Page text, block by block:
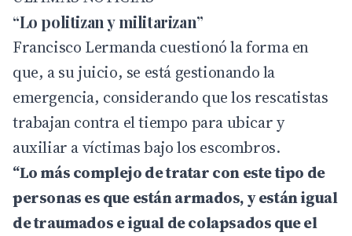
“Lo politizan y militarizan”
Francisco Lermanda cuestionó la forma en
que, a su juicio, se está gestionando la
emergencia, considerando que los rescatistas
trabajan contra el tiempo para ubicar y
auxiliar a víctimas bajo los escombros.
“Lo más complejo de tratar con este tipo de
personas es que están armados, y están igual
de traumados e igual de colapsados que el